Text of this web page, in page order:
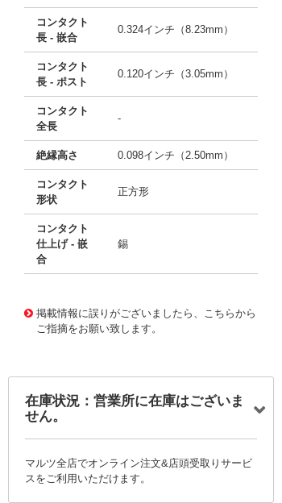
コンタクト
長 - 嵌合
0.324インチ（8.23mm）
コンタクト
長 - ポスト
0.120インチ（3.05mm）
コンタクト
全長
-
絶縁高さ 0.098インチ（2.50mm）
コンタクト
形状
正方形
コンタクト
仕上げ - 嵌
合
錫
掲載情報に誤りがございましたら、こちらから
ご指摘をお願い致します。
在庫状況：営業所に在庫はございま
せん。
マルツ全店でオンライン注文&店頭受取りサービ
スをご利用いただけます。